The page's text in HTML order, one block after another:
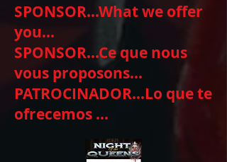
SPONSOR...What we offer
you...
SPONSOR...Ce que nous
vous proposons...
PATROCINADOR...Lo que te
ofrecemos ...